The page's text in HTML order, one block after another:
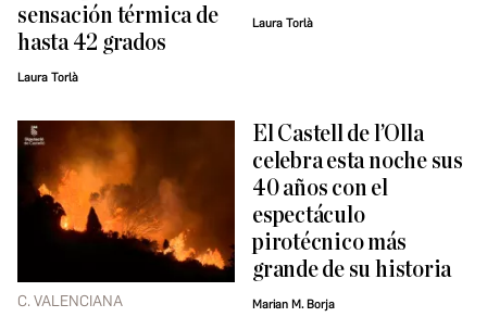
sensación térmica de
hasta 42 grados
Laura Torlà
Laura Torlà
C. VALENCIANA
El Castell de l’Olla
celebra esta noche sus
40 años con el
espectáculo
pirotécnico más
grande de su historia
Marian M. Borja